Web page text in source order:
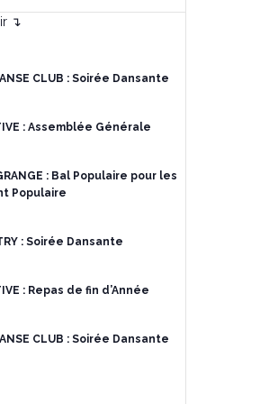
↴
CLUB : Soirée Dansante
: Assemblée Générale
: Bal Populaire pour les
Populaire
: Soirée Dansante
: Repas de fin d’Année
CLUB : Soirée Dansante